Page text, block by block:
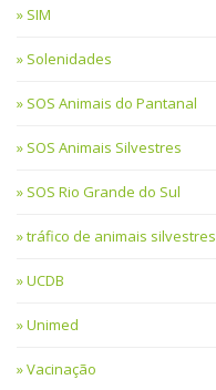
SIM
Solenidades
SOS Animais do Pantanal
SOS Animais Silvestres
SOS Rio Grande do Sul
tráfico de animais silvestres
UCDB
Unimed
Vacinação